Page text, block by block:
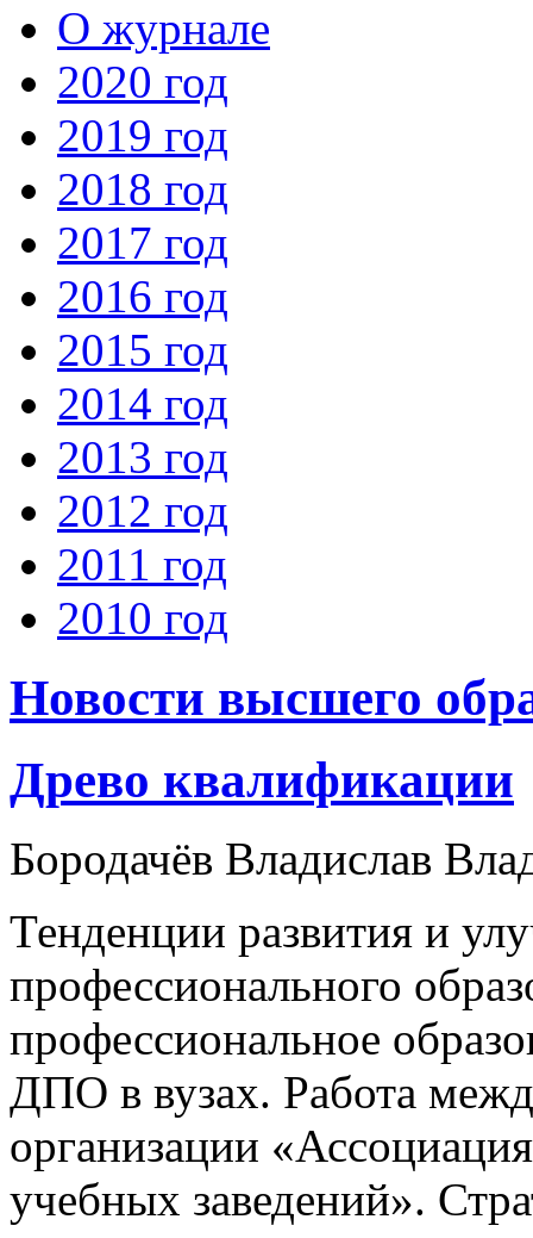
О журнале
2020 год
2019 год
2018 год
2017 год
2016 год
2015 год
2014 год
2013 год
2012 год
2011 год
2010 год
Новости высшего
Древо квалификации
Бородачёв Владислав
Тенденции развития и
профессионального
профессиональное
ДПО в вузах. Работа
организации
учебных заведений».